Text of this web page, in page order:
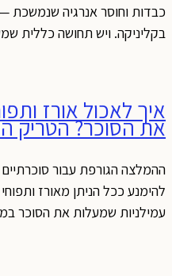
כבדות וחוסר אנרגיה שנמשכת
בקליניקה. ויש תחושה כללית
איך לאכול אורז
את הסוכר? הטריק
ההמלצה הגורפת עבור
להימנע ככל הניתן מאורז
עמילניות שמעלות את הסוכר